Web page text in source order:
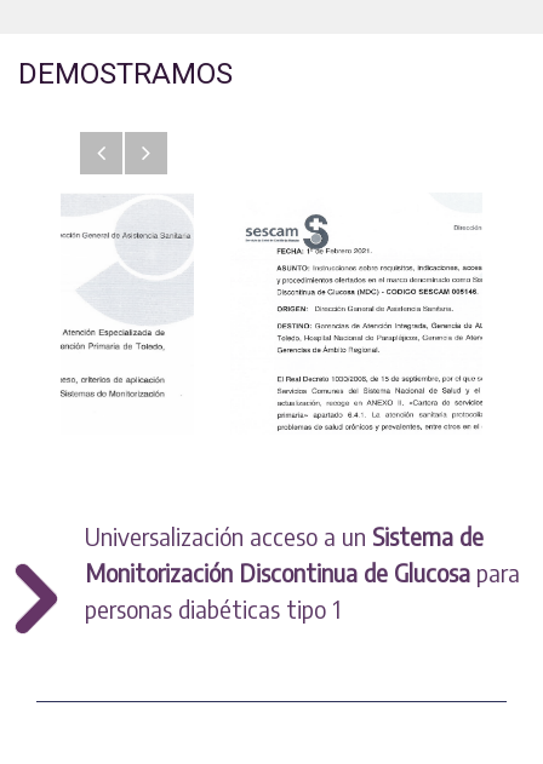
DEMOSTRAMOS
AnteriorSiguiente
Universalización acceso a un Sistema de
Monitorización Discontinua de Glucosa para
personas diabéticas tipo 1